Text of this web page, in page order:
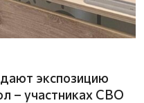
экспозицию
– участниках СВО